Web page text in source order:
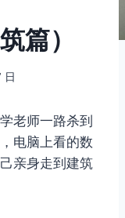
篇）
日
老师一路杀到
电脑上看的数
亲身走到建筑